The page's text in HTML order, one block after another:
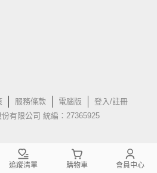
服務條款 電腦版
登入/註冊
有限公司 統編：27365925
追蹤清單 購物車 會員中心